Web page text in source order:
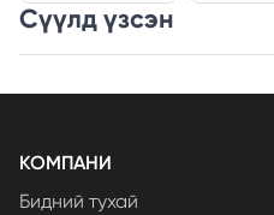
Сүүлд үзсэн
КОМПАНИ
Бидний тухай